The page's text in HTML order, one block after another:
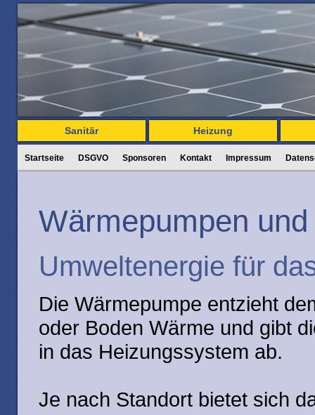
Sanitär Heizung
Startseite DSGVO Sponsoren Kontakt Impressum
Wärmepumpen
Umweltenergie für
Die Wärmepumpe entzieht
oder Boden Wärme und gibt
in das Heizungssystem ab.
Je nach Standort bietet sich